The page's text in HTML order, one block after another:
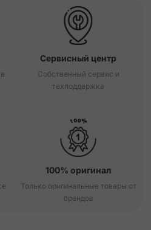
Сервисный центр
Собственный сервис и
техподдержка
100% оригинал
Только оригинальные товары от
брендов